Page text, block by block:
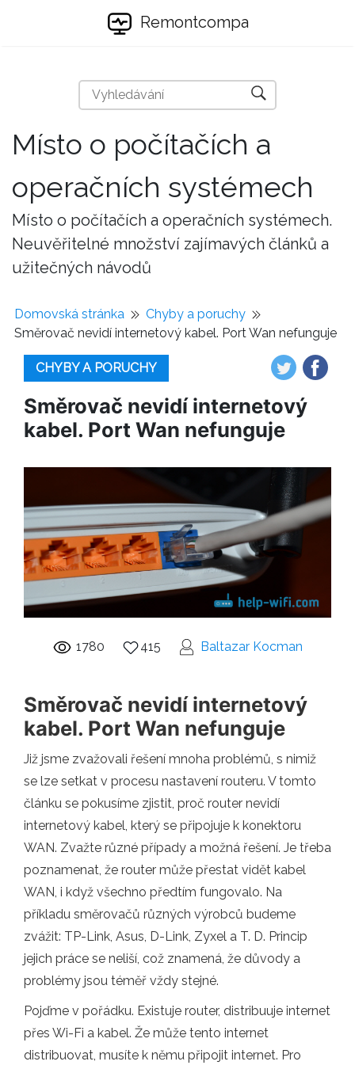
Remontcompa
Místo o počítačích a
operačních systémech
Místo o počítačích a operačních systémech.
Neuvěřitelné množství zajímavých článků a
užitečných návodů
Domovská stránka
Chyby a poruchy
Směrovač nevidí internetový kabel. Port Wan nefunguje
CHYBY A PORUCHY
Směrovač nevidí internetový
kabel. Port Wan nefunguje
1780 415 Baltazar Kocman
Směrovač nevidí internetový
kabel. Port Wan nefunguje
Již jsme zvažovali řešení mnoha problémů, s nimiž
se lze setkat v procesu nastavení routeru. V tomto
článku se pokusíme zjistit, proč router nevidí
internetový kabel, který se připojuje k konektoru
WAN. Zvažte různé případy a možná řešení. Je třeba
poznamenat, že router může přestat vidět kabel
WAN, i když všechno předtím fungovalo. Na
příkladu směrovačů různých výrobců budeme
zvážit: TP-Link, Asus, D-Link, Zyxel a T. D. Princip
jejich práce se neliší, což znamená, že důvody a
problémy jsou téměř vždy stejné.
Pojďme v pořádku. Existuje router, distribuuje internet
přes Wi-Fi a kabel. Že může tento internet
distribuovat, musíte k němu připojit internet. Pro